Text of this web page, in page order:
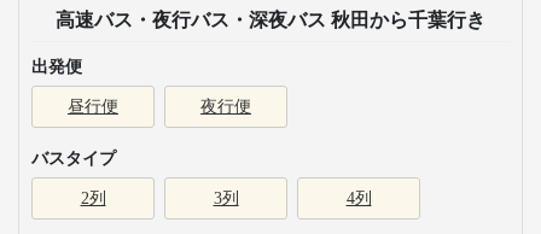
高速バス・夜行バス・深夜バス 秋田から千葉行き
出発便
昼行便 夜行便
バスタイプ
2列 3列 4列